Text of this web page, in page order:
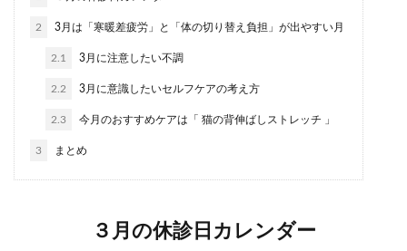
2 3月は「寒暖差疲労」と「体の切り替え負担」が出やすい月
2.1 3月に注意したい不調
2.2 3月に意識したいセルフケアの考え方
2.3 今月のおすすめケアは「 猫の背伸ばしストレッチ 」
3 まとめ
３月の休診日カレンダー